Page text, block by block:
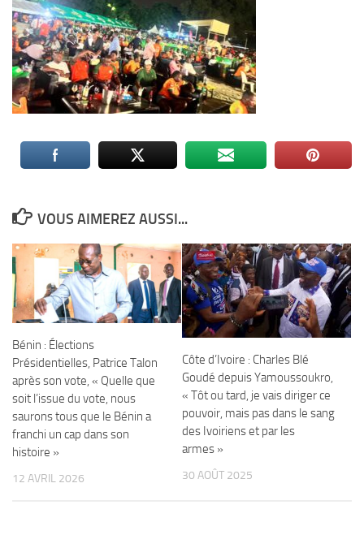
VOUS AIMEREZ AUSSI...
Bénin : Élections
Présidentielles, Patrice Talon
après son vote, « Quelle que
soit l’issue du vote, nous
saurons tous que le Bénin a
franchi un cap dans son
histoire »
12 AVRIL 2026
Côte d’Ivoire : Charles Blé
Goudé depuis Yamoussoukro,
« Tôt ou tard, je vais diriger ce
pouvoir, mais pas dans le sang
des Ivoiriens et par les
armes »
30 AOÛT 2025